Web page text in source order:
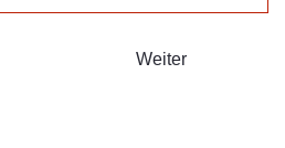
Weiter